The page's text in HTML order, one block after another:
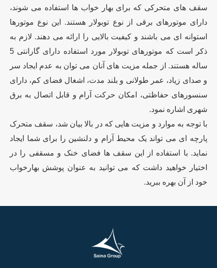
سقف های متحرکی که برای بهار خواب ها استفاده می شوند،
دارای موتورهای برقی از نوع توبولار هستند. این نوع موتورها
استوانه ای می باشند و کیفیت بالایی را ارائه می دهند. لازم به
ذکر است که موتورهای توبولار مورد استفاده دارای گارانتی 5
ساله هستند. از جمله مزیت های آنان می توان به عدم ایجاد سر
و صدای زیاد، عمر طولانی و بلند مدت، اشغال فضای کم، دارای
سنسورهای حفاظتی، امکان حرکت آرام و قابل اتصال به برق
شهری اشاره نمود.
با توجه به موارد و مزیت هایی که در بالا بیان شد، سقف متحرک
پارچه ای می تواند یک محیط آرام و دلنشین را برای شما ایجاد
نماید. با استفاده از این سقف ها فضای خنک و مسقفی را در
اختیار خواهید داشت که می توانید به عنوان پوشش بهارخواب
خود از آن بهره ببرید.